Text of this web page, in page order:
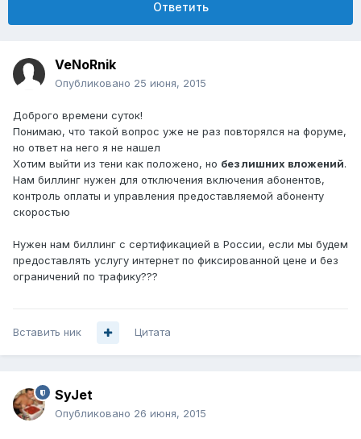
Ответить
VeNoRnik
Опубликовано 25 июня, 2015
Доброго времени суток!
Понимаю, что такой вопрос уже не раз повторялся на форуме,
но ответ на него я не нашел
Хотим выйти из тени как положено, но без лишних вложений.
Нам биллинг нужен для отключения включения абонентов,
контроль оплаты и управления предоставляемой абоненту
скоростью
Нужен нам биллинг с сертификацией в России, если мы будем
предоставлять услугу интернет по фиксированной цене и без
ограничений по трафику???
Вставить ник Цитата
SyJet
Опубликовано 26 июня, 2015